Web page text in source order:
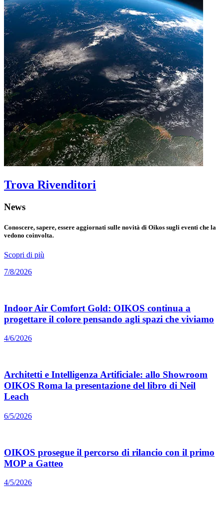
Trova Rivenditori
News
Conoscere, sapere, essere aggiornati sulle novità di Oikos sugli eventi che la
vedono coinvolta.
Scopri di più
7/8/2026
Indoor Air Comfort Gold: OIKOS continua a
progettare il colore pensando agli spazi che viviamo
4/6/2026
Architetti e Intelligenza Artificiale: allo Showroom
OIKOS Roma la presentazione del libro di Neil
Leach
6/5/2026
OIKOS prosegue il percorso di rilancio con il primo
MOP a Gatteo
4/5/2026